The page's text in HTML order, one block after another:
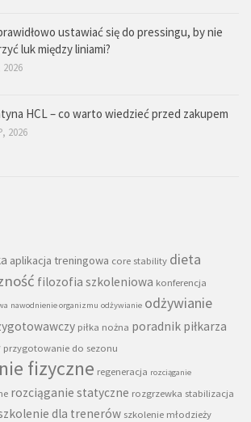
ustawiać się do pressingu, by nie
luk między liniami?
2026
HCL – co warto wiedzieć przed zakupem
2026
aplikacja treningowa core stability dieta
filozofia szkoleniowa konferencja
nawodnienie organizmu odżywianie odżywianie
piłka nożna poradnik piłkarza
przygotowanie do sezonu
fizyczne regeneracja rozciąganie
rozciąganie statyczne rozgrzewka stabilizacja
dla trenerów szkolenie młodzieży